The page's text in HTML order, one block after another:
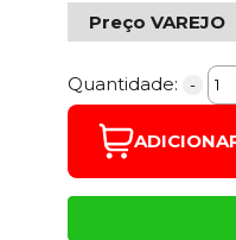
Preço VAREJO
Quantidade: -